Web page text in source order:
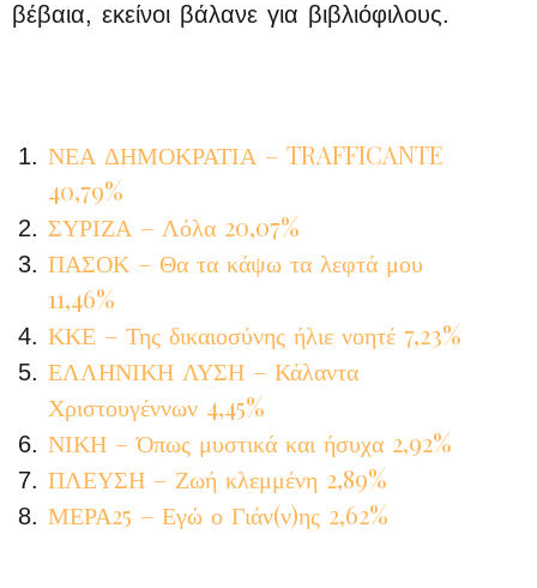
βέβαια, εκείνοι βάλανε για βιβλιόφιλους.
ΝΕΑ ΔΗΜΟΚΡΑΤΙΑ – TRAFFICANTE
40,79%
ΣΥΡΙΖΑ – Λόλα 20,07%
ΠΑΣΟΚ – Θα τα κάψω τα λεφτά μου
11,46%
ΚΚΕ – Της δικαιοσύνης ήλιε νοητέ 7,23%
ΕΛΛΗΝΙΚΗ ΛΥΣΗ – Κάλαντα
Χριστουγέννων 4,45%
ΝΙΚΗ – Όπως μυστικά και ήσυχα 2,92%
ΠΛΕΥΣΗ – Ζωή κλεμμένη 2,89%
ΜΕΡΑ25 – Εγώ ο Γιάν(ν)ης 2,62%